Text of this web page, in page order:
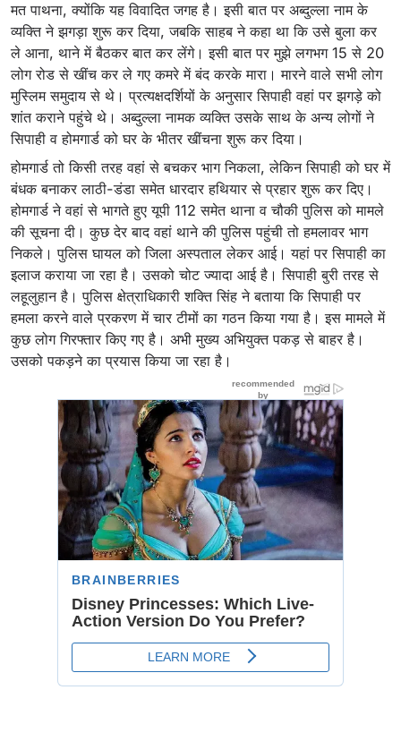
मत पाथना, क्योंकि यह विवादित जगह है। इसी बात पर अब्दुल्ला नाम के
व्यक्ति ने झगड़ा शुरू कर दिया, जबकि साहब ने कहा था कि उसे बुला कर
ले आना, थाने में बैठकर बात कर लेंगे। इसी बात पर मुझे लगभग 15 से 20
लोग रोड से खींच कर ले गए कमरे में बंद करके मारा। मारने वाले सभी लोग
मुस्लिम समुदाय से थे। प्रत्यक्षदर्शियों के अनुसार सिपाही वहां पर झगड़े को
शांत कराने पहुंचे थे। अब्दुल्ला नामक व्यक्ति उसके साथ के अन्य लोगों ने
सिपाही व होमगार्ड को घर के भीतर खींचना शुरू कर दिया।
होमगार्ड तो किसी तरह वहां से बचकर भाग निकला, लेकिन सिपाही को घर में
बंधक बनाकर लाठी-डंडा समेत धारदार हथियार से प्रहार शुरू कर दिए।
होमगार्ड ने वहां से भागते हुए यूपी 112 समेत थाना व चौकी पुलिस को मामले
की सूचना दी। कुछ देर बाद वहां थाने की पुलिस पहुंची तो हमलावर भाग
निकले। पुलिस घायल को जिला अस्पताल लेकर आई। यहां पर सिपाही का
इलाज कराया जा रहा है। उसको चोट ज्यादा आई है। सिपाही बुरी तरह से
लहूलुहान है। पुलिस क्षेत्राधिकारी शक्ति सिंह ने बताया कि सिपाही पर
हमला करने वाले प्रकरण में चार टीमों का गठन किया गया है। इस मामले में
कुछ लोग गिरफ्तार किए गए है। अभी मुख्य अभियुक्त पकड़ से बाहर है।
उसको पकड़ने का प्रयास क‍िया जा रहा है।